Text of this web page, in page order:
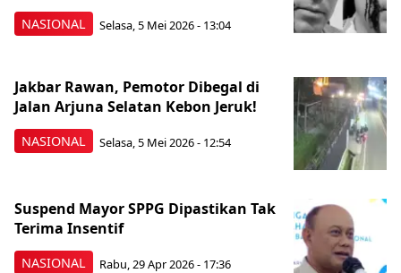
NASIONAL Selasa, 5 Mei 2026 - 13:04
NASIONAL
Jakbar Rawan, Pemotor Dibegal di
Jalan Arjuna Selatan Kebon Jeruk!
Selasa, 5 Mei 2026 - 12:54
NASIONAL
Suspend Mayor SPPG Dipastikan Tak
Terima Insentif
Rabu, 29 Apr 2026 - 17:36